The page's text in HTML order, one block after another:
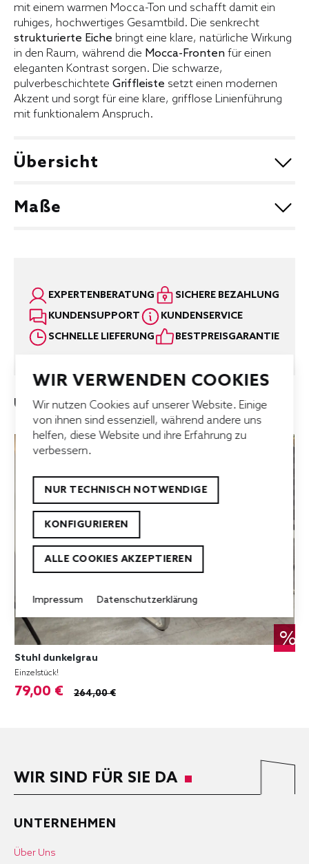
mit einem warmen Mocca-Ton und schafft damit ein
ruhiges, hochwertiges Gesamtbild. Die senkrecht
strukturierte Eiche bringt eine klare, natürliche Wirkung
in den Raum, während die Mocca-Fronten für einen
eleganten Kontrast sorgen. Die schwarze,
pulverbeschichtete Griffleiste setzt einen modernen
Akzent und sorgt für eine klare, grifflose Linienführung
mit funktionalem Anspruch.
Übersicht
157 Mocca
Griff:985_456 LP-Griffleiste Schwarz gepulvert
Maße
EXPERTENBERATUNG
SICHERE BEZAHLUNG
KUNDENSUPPORT
KUNDENSERVICE
SCHNELLE LIEFERUNG
BESTPREISGARANTIE
UNSERE TOP-ANGEBOTE
%
Stuhl dunkelgrau
Einzelstück!
79,00 € 264,00 €
WIR SIND FÜR SIE DA
UNTERNEHMEN
Über Uns
WIR VERWENDEN COOKIES
Wir nutzen Cookies auf unserer Website. Einige
von ihnen sind essenziell, während andere uns
helfen, diese Website und ihre Erfahrung zu
verbessern.
NUR TECHNISCH NOTWENDIGE
KONFIGURIEREN
ALLE COOKIES AKZEPTIEREN
Impressum Datenschutzerklärung